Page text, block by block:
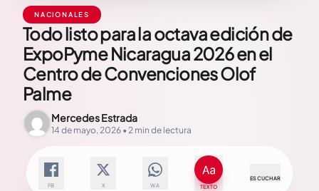
NACIONALES
Todo listo para la octava edición de
ExpoPyme Nicaragua 2026 en el
Centro de Convenciones Olof
Palme
Mercedes Estrada
14 de mayo, 2026 • 2 min de lectura
FB X WA TEXTO
ESCUCHAR